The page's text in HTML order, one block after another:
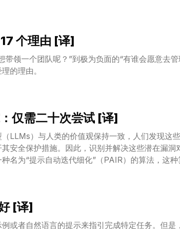
个理由 [译]
领一个团队呢？”到极为负面的“有谁会愿意去管
的理由。
仅需二十次尝试 [译]
LLMs）与人类的价值观保持一致，人们发现这
安全保护措施。因此，识别并解决这些潜在漏洞
名为“提示自动迭代细化”（PAIR）的算法，这
法的设计灵感来源于社会工程攻击，它能够利用
论是在开源还是闭源的大语言模型上，PAIR 都
4、Vicuna 和 PaLM-2 这样的模型。
[译]
或者自然语言的提示来指引完成特定任务。但是